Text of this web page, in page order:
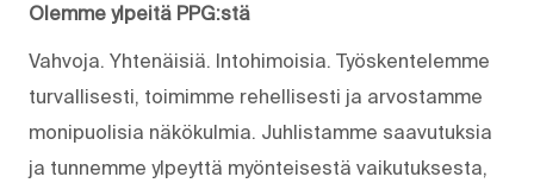
Olemme ylpeitä PPG:stä
Vahvoja. Yhtenäisiä. Into­himoisia. Työskentelemme
turvallisesti, toimimme rehellisesti ja arvostamme
monipuolisia näkökulmia. Juhlistamme saavutuksia
ja tunnemme ylpeyttä myönteisestä vaikutuksesta,